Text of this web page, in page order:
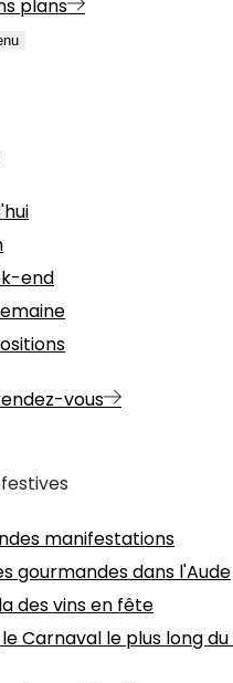
plans
end
vous
manifestations
gourmandes dans l'Aude
des vins en fête
le Carnaval le plus long